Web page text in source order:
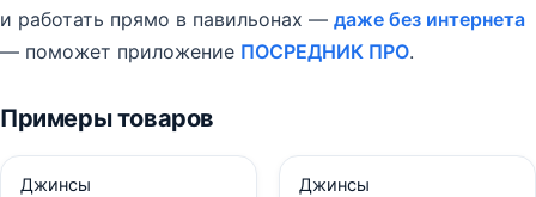
и работать прямо в павильонах — даже без интернета
— поможет приложение ПОСРЕДНИК ПРО.
Примеры товаров
Джинсы Джинсы